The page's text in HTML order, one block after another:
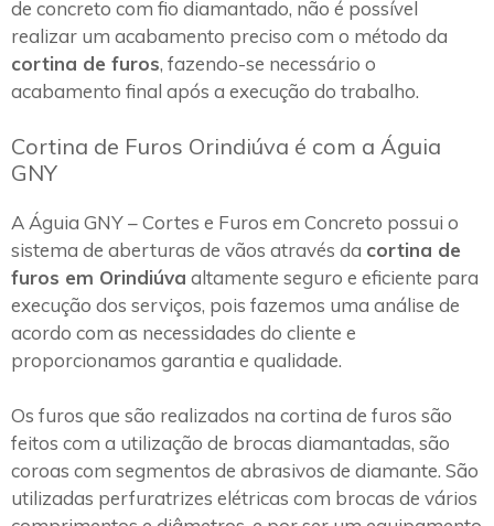
de concreto com fio diamantado, não é possível
realizar um acabamento preciso com o método da
cortina de furos, fazendo-se necessário o
acabamento final após a execução do trabalho.
Cortina de Furos Orindiúva é com a Águia
GNY
A Águia GNY – Cortes e Furos em Concreto possui o
sistema de aberturas de vãos através da cortina de
furos em Orindiúva altamente seguro e eficiente para
execução dos serviços, pois fazemos uma análise de
acordo com as necessidades do cliente e
proporcionamos garantia e qualidade.
Os furos que são realizados na cortina de furos são
feitos com a utilização de brocas diamantadas, são
coroas com segmentos de abrasivos de diamante. São
utilizadas perfuratrizes elétricas com brocas de vários